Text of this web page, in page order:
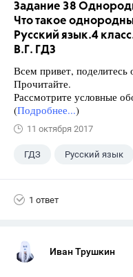
Задание 38
Что такое
Русский язык.4
В.Г. ГДЗ
Всем привет, поделитесь
Прочитайте.
Рассмотрите условные
(Подробнее...)
11 октября 2017
ГДЗ Русский язык
1 ответ
Иван Трушкин